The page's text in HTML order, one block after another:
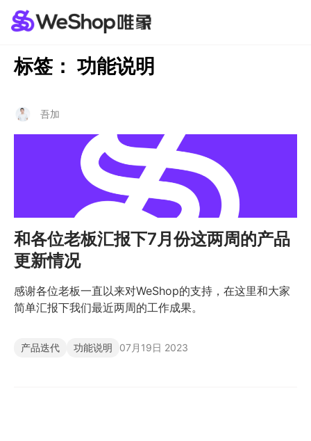
标签： 功能说明
吾加
和各位老板汇报下7月份这两周的产品
更新情况
感谢各位老板一直以来对WeShop的支持，在这里和大家
简单汇报下我们最近两周的工作成果。
产品迭代 功能说明 07月19日 2023